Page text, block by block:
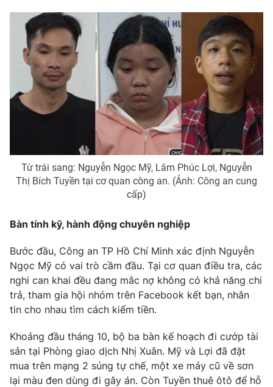
Hitech Công nghệ tương lai
Sản phẩm
Thị trường
Tư vấn
Giao lưu trực tuyến
Lịch phát sóng
Chuyên mục khác
Podcast
Photo Infographic
Shorts video
VTV Sức khoẻ Bất động sản
Thị trường 24h Tấm lòng Việt
VTV4 Vươn mình bằng AI
VTV9 VTV8
Từ trái sang: Nguyễn Ngọc Mỹ, Lâm Phúc Lợi, Nguyễn
Thị Bích Tuyền tại cơ quan công an. (Ảnh: Công an cung
cấp)
Bàn tính kỹ, hành động chuyên nghiệp
Bước đầu, Công an TP Hồ Chí Minh xác định Nguyễn
Ngọc Mỹ có vai trò cầm đầu. Tại cơ quan điều tra, các
nghi can khai đều đang mắc nợ không có khả năng chi
trả, tham gia hội nhóm trên Facebook kết bạn, nhắn
tin cho nhau tìm cách kiếm tiền.
Khoảng đầu tháng 10, bộ ba bàn kế hoạch đi cướp tài
sản tại Phòng giao dịch Nhị Xuân. Mỹ và Lợi đã đặt
mua trên mạng 2 súng tự chế, một xe máy cũ về sơn
lại màu đen dùng đi gây án. Còn Tuyền thuê ôtô để hỗ